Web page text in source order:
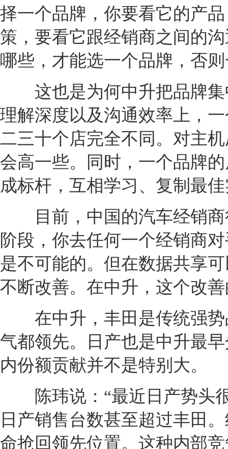
择一个品牌，你要看它的产
策，要看它跟经销商之间的
哪些，才能选一个品牌，否
这也是为何中升把品牌集
理解深度以及沟通效率上，
二三十个店完全不同。对主
会高一些。同时，一个品牌
成标杆，互相学习、复制最
目前，中国的汽车经销商
阶段，你去任何一个经销商
是不可能的。但在数据共享
不断改善。在中升，这个改
在中升， 丰田 是传统强
气都领先。
日产也是中升最
内份额贡献并不是特别大。
陈玮说：“最近 日产势头
日产销售台数甚至超过丰田
命抢回领先位置。这种内部